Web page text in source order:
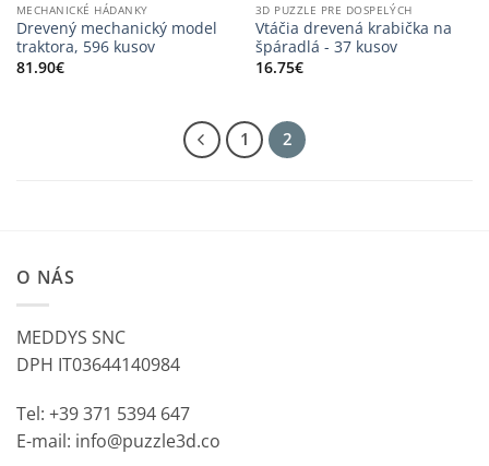
MECHANICKÉ HÁDANKY
Drevený mechanický model
traktora, 596 kusov
81.90€
3D PUZZLE PRE DOSPELÝCH
Vtáčia drevená krabička na
špáradlá - 37 kusov
16.75€
1 2
O NÁS
MEDDYS SNC
DPH IT03644140984
Tel: +39 371 5394 647
E-mail: info@puzzle3d.co